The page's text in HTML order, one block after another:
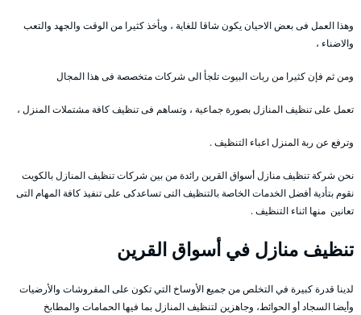
وهذا العمل فى بعض الاحيان يكون شاقا للغاية ، ويأخذ كثيرا من الوقت والجهد والتعب
والاضناء ،
ومن ثم فإن كثيرا من ربات البيوت تلجأ الى شركات متخصصة فى هذا المجال
تعمل على تنظيف المنازل بصورة جماعية ، وتساهم فى تنظيف كافة مشتملات المنزل ،
وترفع عن ربة المنزل اعباء التنظيف .
نحن شركة تنظيف منازل أسواق القرين رائدة من بين شركات تنظيف المنازل بالكويت
نقوم بتأدية أفضل الخدمات الخاصة بالتنظيف التى تساعدكى على تنفيذ كافة المهام التى
تعانين منها اثناء التنظيف .
تنظيف منازل في أسواق القرين
لدينا قدرة كبيرة في التخلص من جميع الأوساخ التي تكون على المفروشات والأرضيات
وأيضا السجاد أو الحوائط، وجاهزين لتنظيف المنازل بما فيها الحمامات والمطابخ